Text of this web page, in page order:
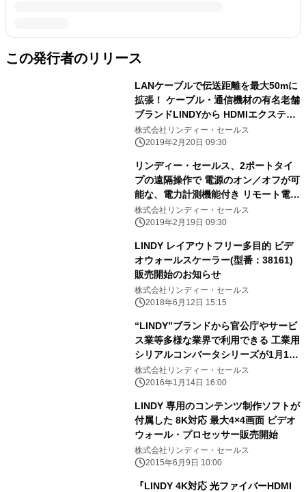
この発行者のリリース
LANケーブルで伝送距離を最大50mに
拡張！ ケーブル・通信機材の有名老舗
ブランドLINDYから HDMIエクステン
ダー販売開始
株式会社リンディー・セールス
2019年2月20日 09:30
リンディー・セールス、2ポートタイ
プの遠隔操作で 電源のオン／オフが可
能な、電力計測機能付き リモート電源
制御スイッチを販売開始
株式会社リンディー・セールス
2019年2月19日 09:30
LINDY レイアウトフリー多目的 ビデ
オウォールスケーラー(型番：38161)
販売開始のお知らせ
株式会社リンディー・セールス
2018年6月12日 15:15
“LINDY”ブランドから官公庁やサービ
ス業等多様な業界で利用できる 工業用
シリアルコンバータシリーズが1月14
日に発売
株式会社リンディー・セールス
2016年1月14日 16:00
LINDY 専用のコンテンツ制作ソフトが
付属した 8K対応 最大4×4画面 ビデオ
ウォール・プロセッサー販売開始
株式会社リンディー・セールス
2015年6月9日 10:00
『LINDY 4K対応 光ファイバーHDMI